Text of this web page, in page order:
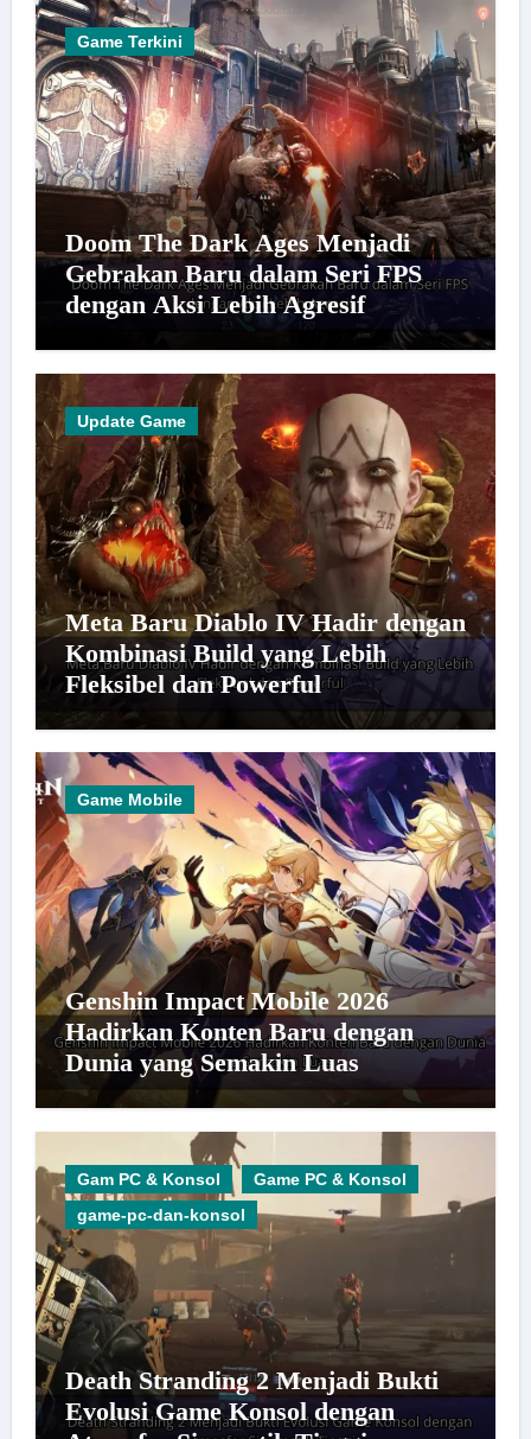
Game Terkini
Doom The Dark Ages Menjadi
Gebrakan Baru dalam Seri FPS
dengan Aksi Lebih Agresif
Update Game
Meta Baru Diablo IV Hadir dengan
Kombinasi Build yang Lebih
Fleksibel dan Powerful
Game Mobile
Genshin Impact Mobile 2026
Hadirkan Konten Baru dengan
Dunia yang Semakin Luas
Gam PC & Konsol
Game PC & Konsol
game-pc-dan-konsol
Death Stranding 2 Menjadi Bukti
Evolusi Game Konsol dengan